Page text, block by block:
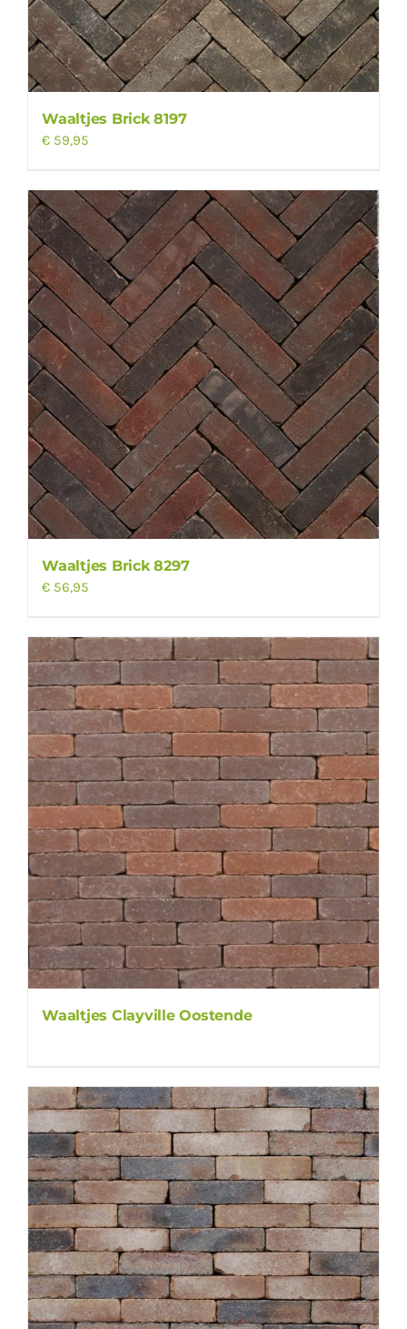
Waaltjes Brick 8197
€ 59,95
Waaltjes Brick 8297
€ 56,95
Waaltjes Clayville Oostende